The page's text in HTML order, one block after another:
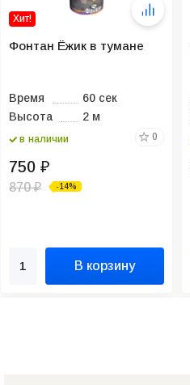
Хит!
Фонтан Ёжик в тумане
Время
60 сек
Высота
2 м
в наличии 0
750 ₽
870₽ -14%
В корзину